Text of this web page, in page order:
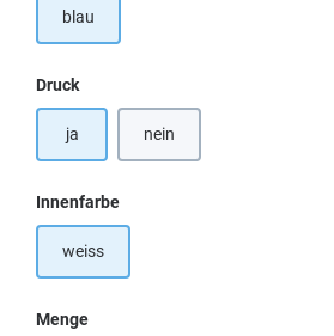
blau
Druckauswählen
ja nein
Innenfarbeauswählen
weiss
Menge